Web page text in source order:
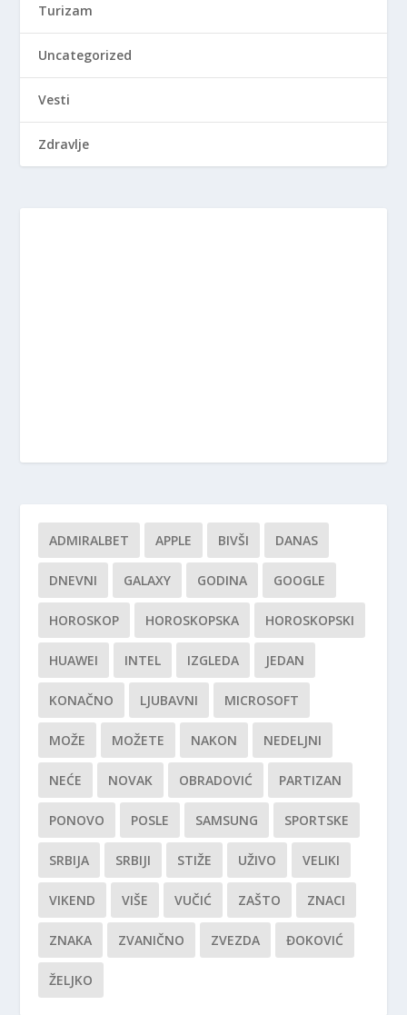
Turizam
Uncategorized
Vesti
Zdravlje
ADMIRALBET APPLE BIVŠI DANAS
DNEVNI GALAXY GODINA GOOGLE
HOROSKOP HOROSKOPSKA HOROSKOPSKI
HUAWEI INTEL IZGLEDA JEDAN
KONAČNO LJUBAVNI MICROSOFT
MOŽE MOŽETE NAKON NEDELJNI
NEĆE NOVAK OBRADOVIĆ PARTIZAN
PONOVO POSLE SAMSUNG SPORTSKE
SRBIJA SRBIJI STIŽE UŽIVO VELIKI
VIKEND VIŠE VUČIĆ ZAŠTO ZNACI
ZNAKA ZVANIČNO ZVEZDA ĐOKOVIĆ
ŽELJKO